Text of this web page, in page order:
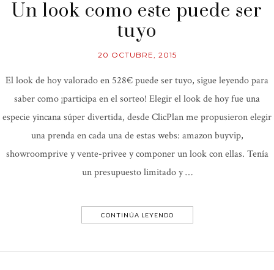
Un look como este puede ser
tuyo
20 OCTUBRE, 2015
El look de hoy valorado en 528€ puede ser tuyo, sigue leyendo para
saber como ¡participa en el sorteo! Elegir el look de hoy fue una
especie yincana súper divertida, desde ClicPlan me propusieron elegir
una prenda en cada una de estas webs: amazon buyvip,
showroomprive y vente-privee y componer un look con ellas. Tenía
un presupuesto limitado y …
CONTINÚA LEYENDO